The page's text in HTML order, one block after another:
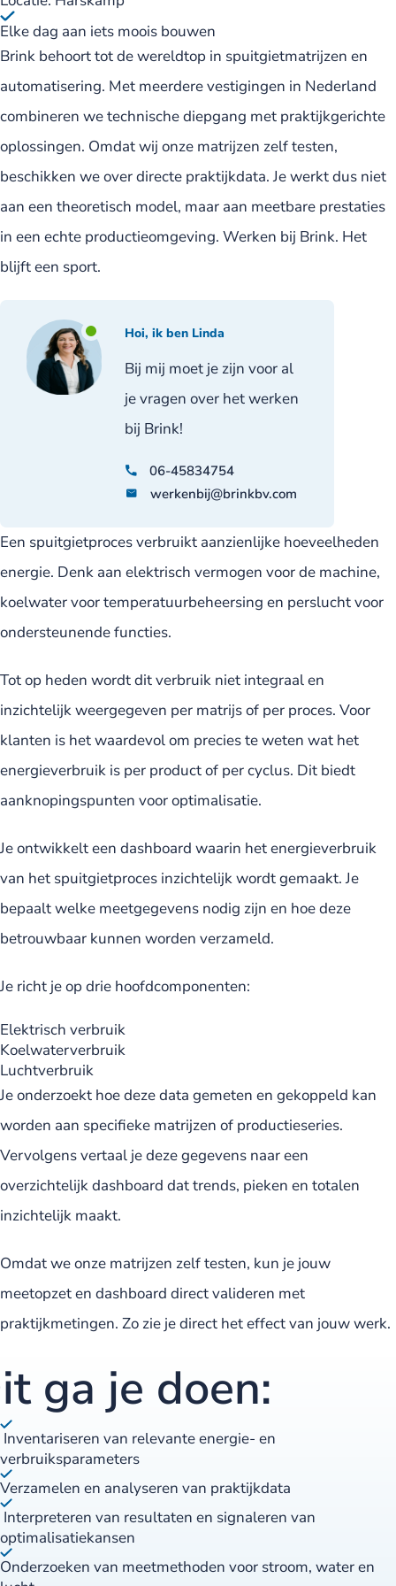
Elke dag aan iets moois bouwen
Brink behoort tot de wereldtop in spuitgietmatrijzen en
automatisering. Met meerdere vestigingen in Nederland
combineren we technische diepgang met praktijkgerichte
oplossingen. Omdat wij onze matrijzen zelf testen,
beschikken we over directe praktijkdata. Je werkt dus niet
aan een theoretisch model, maar aan meetbare prestaties
in een echte productieomgeving. Werken bij Brink. Het
blijft een sport.
Hoi, ik ben Linda
Bij mij moet je zijn voor al
je vragen over het werken
bij Brink!
06-45834754
werkenbij@brinkbv.com
Een spuitgietproces verbruikt aanzienlijke hoeveelheden
energie. Denk aan elektrisch vermogen voor de machine,
koelwater voor temperatuurbeheersing en perslucht voor
ondersteunende functies.
Tot op heden wordt dit verbruik niet integraal en
inzichtelijk weergegeven per matrijs of per proces. Voor
klanten is het waardevol om precies te weten wat het
energieverbruik is per product of per cyclus. Dit biedt
aanknopingspunten voor optimalisatie.
Je ontwikkelt een dashboard waarin het energieverbruik
van het spuitgietproces inzichtelijk wordt gemaakt. Je
bepaalt welke meetgegevens nodig zijn en hoe deze
betrouwbaar kunnen worden verzameld.
Je richt je op drie hoofdcomponenten:
Elektrisch verbruik
Koelwaterverbruik
Luchtverbruik
Je onderzoekt hoe deze data gemeten en gekoppeld kan
worden aan specifieke matrijzen of productieseries.
Vervolgens vertaal je deze gegevens naar een
overzichtelijk dashboard dat trends, pieken en totalen
inzichtelijk maakt.
Omdat we onze matrijzen zelf testen, kun je jouw
meetopzet en dashboard direct valideren met
praktijkmetingen. Zo zie je direct het effect van jouw werk.
ga je doen:
Inventariseren van relevante energie- en
verbruiksparameters
Verzamelen en analyseren van praktijkdata
Interpreteren van resultaten en signaleren van
optimalisatiekansen
Onderzoeken van meetmethoden voor stroom, water en